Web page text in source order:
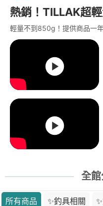
熱銷！TILLAK超
輕量不到850g！提供商品一
全
所有商品 ✨釣具相關